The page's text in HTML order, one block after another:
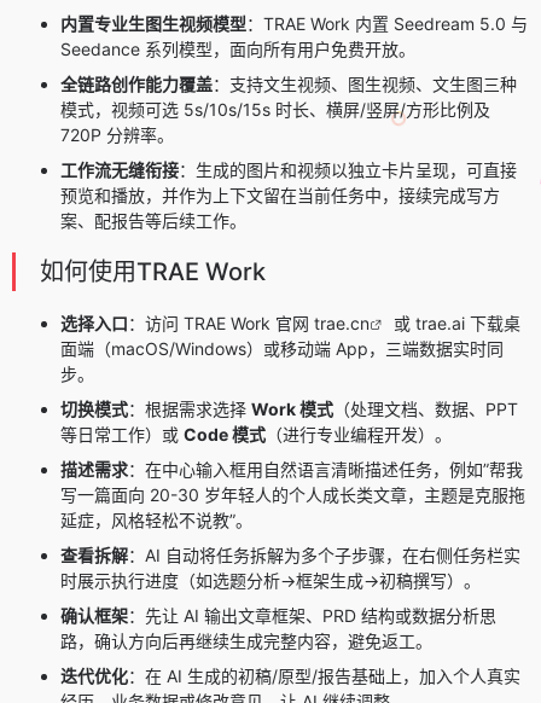
内置专业生图生视频模型：TRAE Work 内置 Seedream 5.0 与
Seedance 系列模型，面向所有用户免费开放。
全链路创作能力覆盖：支持文生视频、图生视频、文生图三种
模式，视频可选 5s/10s/15s 时长、横屏/竖屏/方形比例及
720P 分辨率。
工作流无缝衔接：生成的图片和视频以独立卡片呈现，可直接
预览和播放，并作为上下文留在当前任务中，接续完成写方
案、配报告等后续工作。
如何使用TRAE Work
选择入口：访问 TRAE Work 官网 trae.cn
或 trae.ai 下载桌
面端（macOS/Windows）或移动端 App，三端数据实时同
步。
切换模式：根据需求选择 Work 模式 （处理文档、数据、PPT
等日常工作）或 Code 模式 （进行专业编程开发）。
描述需求：在中心输入框用自然语言清晰描述任务，例如”帮我
写一篇面向 20-30 岁年轻人的个人成长类文章，主题是克服拖
延症，风格轻松不说教”。
查看拆解：AI 自动将任务拆解为多个子步骤，在右侧任务栏实
时展示执行进度（如选题分析→框架生成→初稿撰写）。
确认框架：先让 AI 输出文章框架、PRD 结构或数据分析思
路，确认方向后再继续生成完整内容，避免返工。
迭代优化：在 AI 生成的初稿/原型/报告基础上，加入个人真实